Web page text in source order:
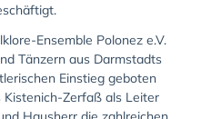
Ensemble Polonez e.V.
Tänzern aus Darmstadts
Einstieg geboten
Kistenich-Zerfaß als Leiter